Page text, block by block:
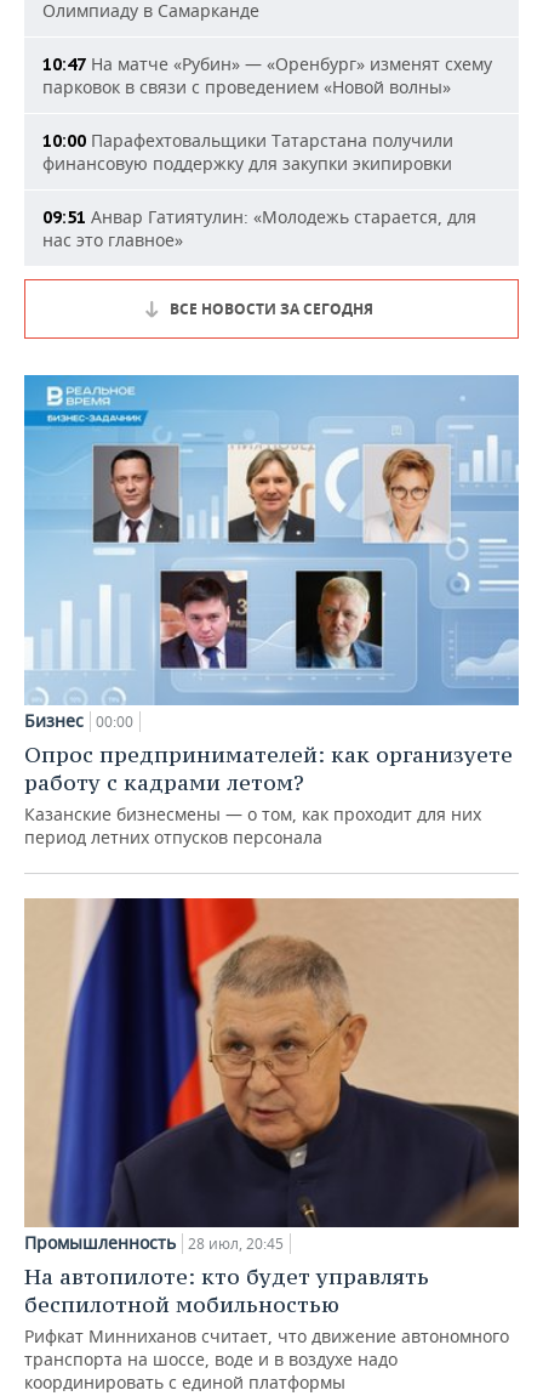
Олимпиаду в Самарканде
10:47 На матче «Рубин» — «Оренбург» изменят схему
парковок в связи с проведением «Новой волны»
10:00 Парафехтовальщики Татарстана получили
финансовую поддержку для закупки экипировки
09:51 Анвар Гатиятулин: «Молодежь старается, для
нас это главное»
ВСЕ НОВОСТИ ЗА СЕГОДНЯ
Бизнес 00:00
Опрос предпринимателей: как организуете
работу с кадрами летом?
Казанские бизнесмены — о том, как проходит для них
период летних отпусков персонала
Промышленность 28 июл, 20:45
На автопилоте: кто будет управлять
беспилотной мобильностью
Рифкат Минниханов считает, что движение автономного
транспорта на шоссе, воде и в воздухе надо
координировать с единой платформы